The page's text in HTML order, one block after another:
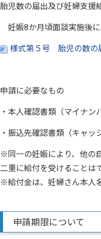
胎児数の届出及び妊婦支援
妊娠8か月頃面談実施後に
様式第５号 胎児の数の
申請に必要なもの
・本人確認書類（マイナン
・振込先確認書類（キャッ
※同一の妊娠により、他の
二重に給付を受けることは
※給付金は、妊婦さん本人
申請期限について